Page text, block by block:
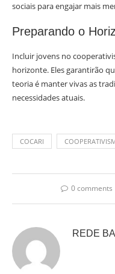
sociais para engajar mais
Preparando o
Incluir jovens no
horizonte. Eles garantirão
teoria é manter vivas as
necessidades atuais.
COCARI
0 comments
REDE